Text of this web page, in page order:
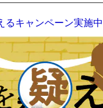
るキャンペーン実施中